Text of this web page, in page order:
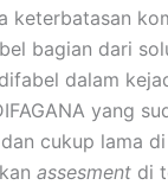
bagian dari
dalam
yang
cukup lama
assesment di